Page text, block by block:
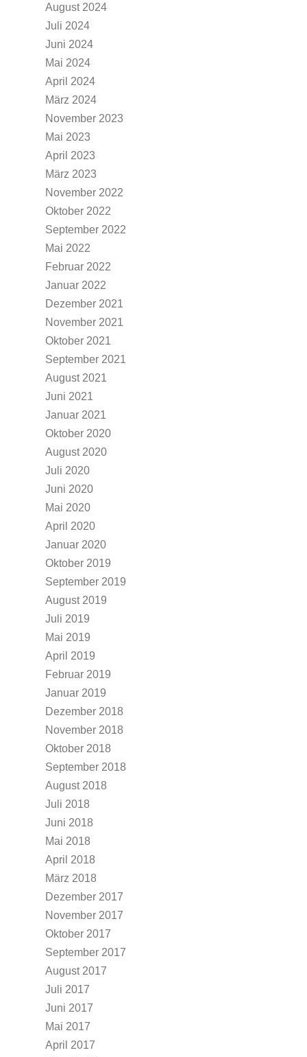
August 2024
Juli 2024
Juni 2024
Mai 2024
April 2024
März 2024
November 2023
Mai 2023
April 2023
März 2023
November 2022
Oktober 2022
September 2022
Mai 2022
Februar 2022
Januar 2022
Dezember 2021
November 2021
Oktober 2021
September 2021
August 2021
Juni 2021
Januar 2021
Oktober 2020
August 2020
Juli 2020
Juni 2020
Mai 2020
April 2020
Januar 2020
Oktober 2019
September 2019
August 2019
Juli 2019
Mai 2019
April 2019
Februar 2019
Januar 2019
Dezember 2018
November 2018
Oktober 2018
September 2018
August 2018
Juli 2018
Juni 2018
Mai 2018
April 2018
März 2018
Dezember 2017
November 2017
Oktober 2017
September 2017
August 2017
Juli 2017
Juni 2017
Mai 2017
April 2017